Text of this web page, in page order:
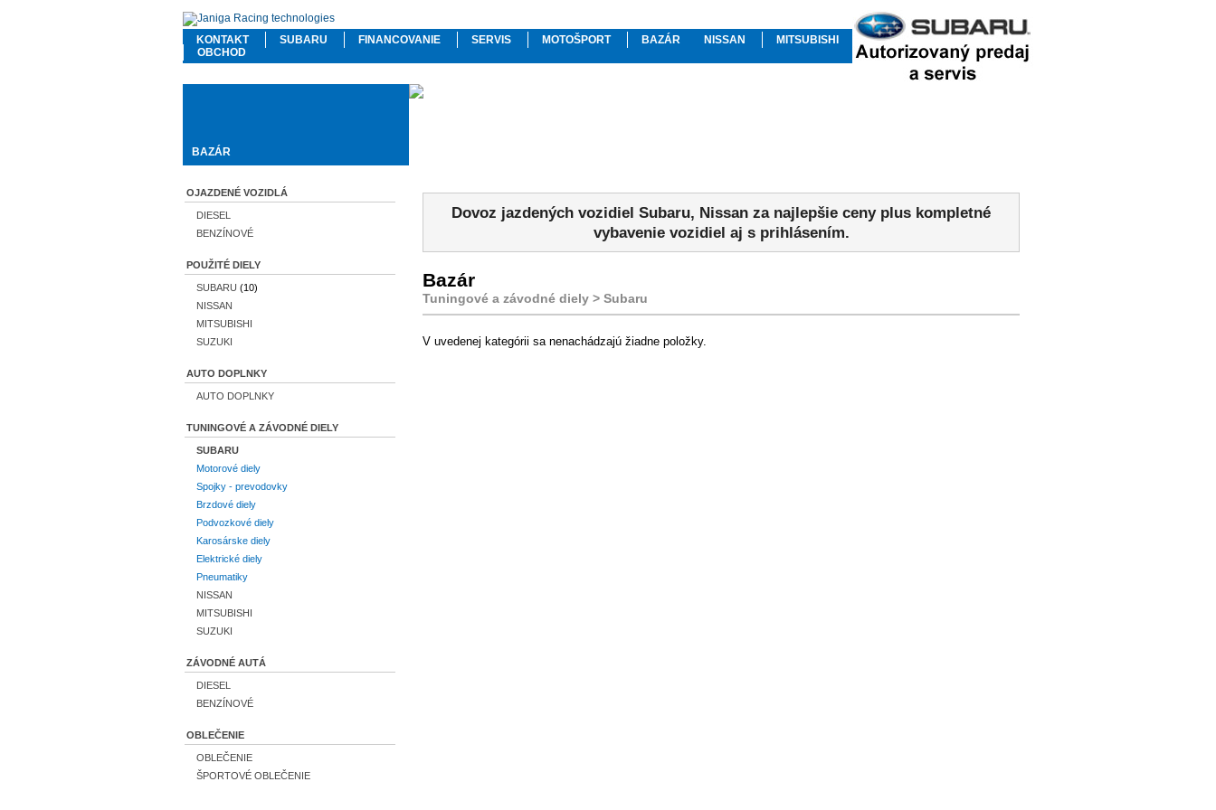
NISSAN MITSUBISHI
KONTAKT SUBARU FINANCOVANIE SERVIS MOTOŠPORT
BAZÁR
OBCHOD
BAZÁR
OJAZDENÉ VOZIDLÁ
DIESEL
BENZÍNOVÉ
POUŽITÉ DIELY
SUBARU (10)
NISSAN
MITSUBISHI
SUZUKI
AUTO DOPLNKY
AUTO DOPLNKY
TUNINGOVÉ A ZÁVODNÉ DIELY
SUBARU
Motorové diely
Spojky - prevodovky
Brzdové diely
Podvozkové diely
Karosárske diely
Elektrické diely
Pneumatiky
NISSAN
MITSUBISHI
SUZUKI
ZÁVODNÉ AUTÁ
DIESEL
BENZÍNOVÉ
OBLEČENIE
OBLEČENIE
ŠPORTOVÉ OBLEČENIE
Dovoz jazdených vozidiel Subaru, Nissan za najlepšie ceny plus kompletné
vybavenie vozidiel aj s prihlásením.
Bazár
Tuningové a závodné diely > Subaru
V uvedenej kategórii sa nenachádzajú žiadne položky.